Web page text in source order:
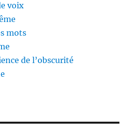
voix
mots
de l’obscurité